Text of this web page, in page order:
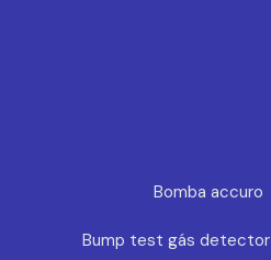
Bomba accuro
Bump test gás detector